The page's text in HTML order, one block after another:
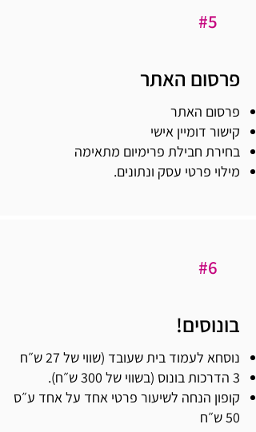
#5
פרסום האתר
​פרסום האתר
קישור דומיין אישי
בחירת חבילת פרימיום מתאימה
מילוי פרטי עסק ונתונים.
#6
בונוסים!
נוסחא לעמוד בית שעובד (שווי של 27 ש״ח
3 הדרכות בונוס (בשווי של 300 ש״ח).
קופון הנחה לשיעור פרטי אחד על אחד ע״ס
50 ש״ח